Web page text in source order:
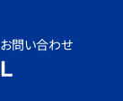
お問い合わせ